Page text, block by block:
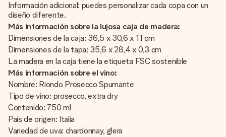
Información adicional: puedes personalizar cada copa con un
diseño diferente.
Más información sobre la lujosa caja de madera:
Dimensiones de la caja: 36,5 x 30,6 x 11 cm
Dimensiones de la tapa: 35,6 x 28,4 x 0,3 cm
La madera en la caja tiene la etiqueta FSC sostenible
Más información sobre el vino:
Nombre: Riondo Prosecco Spumante
Tipo de vino: prosecco, extra dry
Contenido: 750 ml
País de origen: Italia
Variedad de uva: chardonnay, glera